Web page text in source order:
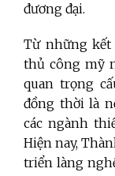
đương đại.
Từ những kết
thủ công mỹ
quan trọng
đồng thời là
các ngành
Hiện nay,
triển làng